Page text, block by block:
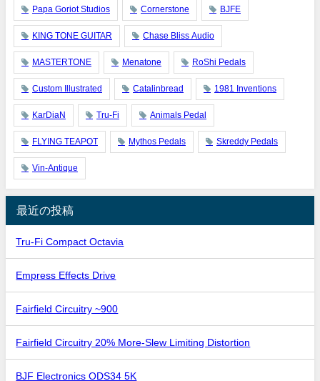
Papa Goriot Studios Cornerstone BJFE
KING TONE GUITAR Chase Bliss Audio
MASTERTONE Menatone RoShi Pedals
Custom Illustrated Catalinbread 1981 Inventions
KarDiaN Tru-Fi Animals Pedal
FLYING TEAPOT Mythos Pedals Skreddy Pedals
Vin-Antique
最近の投稿
Tru-Fi Compact Octavia
Empress Effects Drive
Fairfield Circuitry ~900
Fairfield Circuitry 20% More-Slew Limiting Distortion
BJF Electronics ODS34 5K